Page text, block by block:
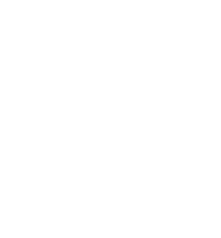
も、お引き渡し時に専門スタッフが丁寧
は、生活の質を大きく向上させます。管
ても簡単にはへたりません。防臭対策や
てください。最新のモデルは複数の色を